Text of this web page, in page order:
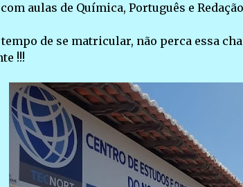
aulas de Química, Português e
de se matricular, não perca essa
!!!